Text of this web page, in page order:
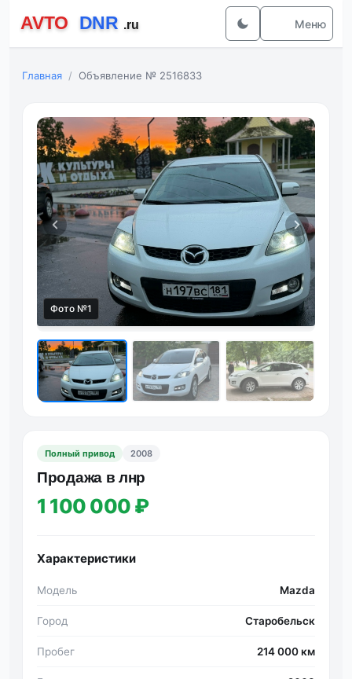
Меню
Главная Объявление № 2516833
Фото №1
Полный привод 2008
Πрoдажа в лнр
1 100 000 ₽
Характеристики
Модель Mazda
Город Старобельск
Пробег 214 000 км